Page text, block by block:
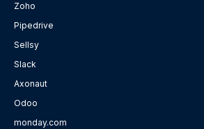
Zoho
Pipedrive
Sellsy
Slack
Axonaut
Odoo
monday.com